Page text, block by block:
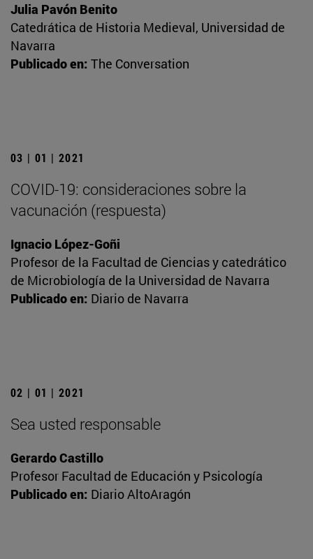
Julia Pavón Benito
Catedrática de Historia Medieval, Universidad de
Navarra
Publicado en: The Conversation
03 | 01 | 2021
COVID-19: consideraciones sobre la
vacunación (respuesta)
Ignacio López-Goñi
Profesor de la Facultad de Ciencias y catedrático
de Microbiología de la Universidad de Navarra
Publicado en: Diario de Navarra
02 | 01 | 2021
Sea usted responsable
Gerardo Castillo
Profesor Facultad de Educación y Psicología
Publicado en: Diario AltoAragón